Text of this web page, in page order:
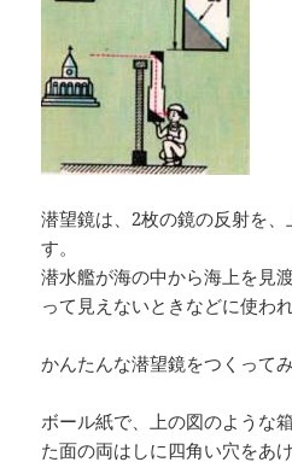
潜望鏡は、2枚の鏡の反射を
す。
潜水艦が海の中から海上を見
って見えないときなどに使わ
かんたんな潜望鏡をつくってみ
ボール紙で、上の図のような
た面の両はしに四角い穴をあけ